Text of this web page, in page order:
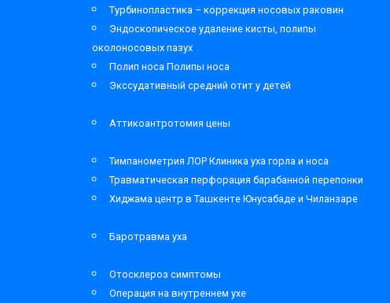
Турбинопластика – коррекция носовых раковин
Эндоскопическое удаление кисты, полипы
околоносовых пазух
Полип носа Полипы носа
Экссудативный средний отит у детей
Аттикоантротомия цены
Тимпанометрия ЛОР Клиника уха горла и носа
Травматическая перфорация барабанной перепонки
Хиджама центр в Ташкенте Юнусабаде и Чиланзаре
Баротравма уха
Отосклероз симптомы
Операция на внутреннем ухе